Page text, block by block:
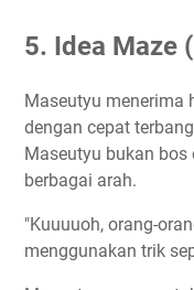
5. Idea Maze
Maseutyu menerima
dengan cepat
Maseutyu bukan bos
berbagai arah.
"Kuuuuoh, orang-
menggunakan trik